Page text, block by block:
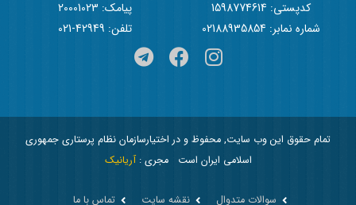
کدپستی: 1598774614
پیامک: 20001023
شماره نمابر: 02188935854
تلفن: 42949-021
تمام حقوق این وب سایت, محفوظ و در اختیارسازمان نظام پرستاری جمهوری
اسلامی ایران است
مجری :آریانیک
سوالات متدوال نقشه سایت تماس با ما